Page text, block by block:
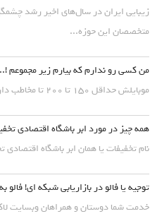
زیبایی ایران در سال‌های اخیر رشد
متخصصان این حوزه...
من کسی رو ندارم که بیارم زیر مجموعم
موبایلش حداقل ۱۵۰ تا ۲۰۰ تا مخاطب داره، پس مشکل اصلی...
همه چیز در مورد ابر باشگاه اقتصادی
نام تخفیفات یا همان ابر باشگاه
توجیه یا فالو در بازاریابی شبکه ای!
خدمت شما دوستان و همراهان وبسایت